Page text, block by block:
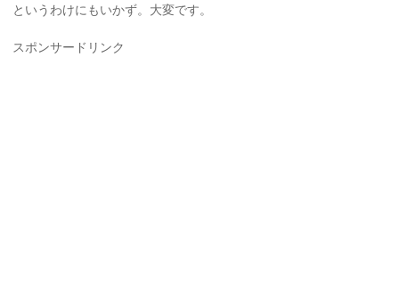
というわけにもいかず。大変です。
スポンサードリンク